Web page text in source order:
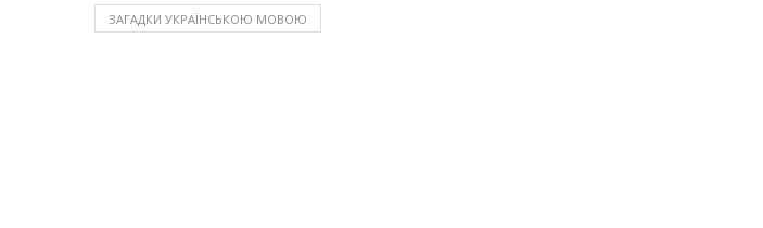
ЗАГАДКИ УКРАЇНСЬКОЮ МОВОЮ